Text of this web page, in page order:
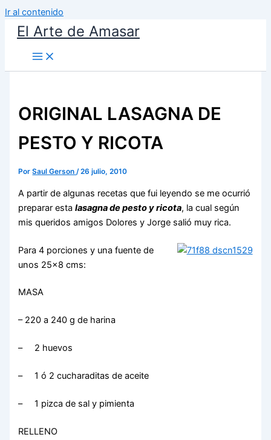
Ir al contenido
El Arte de Amasar
ORIGINAL LASAGNA DE
PESTO Y RICOTA
PorSaul Gerson/26 julio, 2010
A partir de algunas recetas que fui leyendo se me ocurrió
preparar estalasagna de pesto y ricota, la cual según
mis queridos amigos Dolores y Jorge salió muy rica.
Para 4 porciones y una fuente de
unos 25×8 cms:
MASA
– 220 a 240 g de harina
– 2 huevos
– 1 ó 2 cucharaditas de aceite
– 1 pizca de sal y pimienta
RELLENO